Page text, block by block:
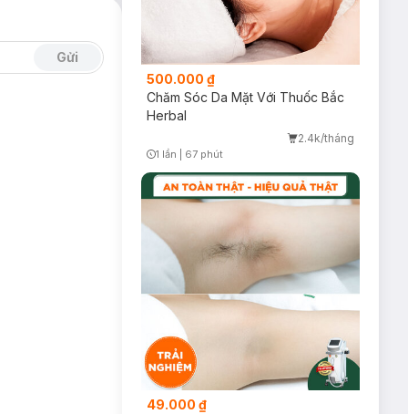
Gửi
500.000 ₫
Chăm Sóc Da Mặt Với Thuốc Bắc
Herbal
2.4k/tháng
Timer Gray Icon
1 lần 67 phút
49.000 ₫